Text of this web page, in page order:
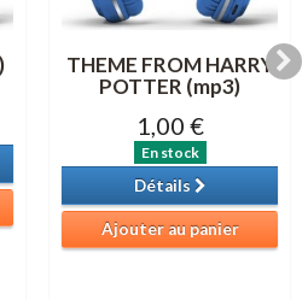
THEME FROM HARRY
POTTER (mp3)
1,00 €
En stock
Détails
Ajouter au panier